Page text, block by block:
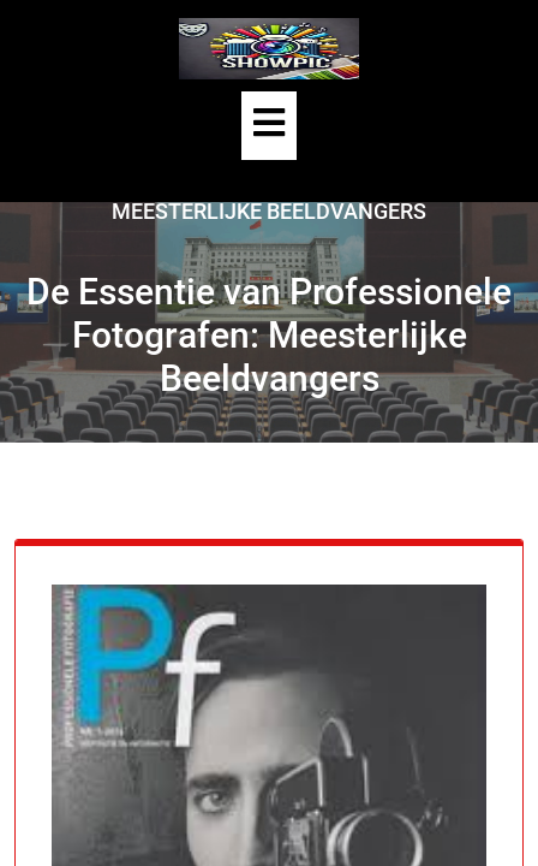
Open
Button
MEESTERLIJKE BEELDVANGERS
De Essentie van Professionele
Fotografen: Meesterlijke
Beeldvangers